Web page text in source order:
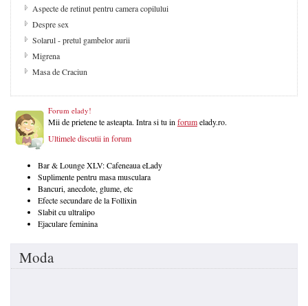
Aspecte de retinut pentru camera copilului
Despre sex
Solarul - pretul gambelor aurii
Migrena
Masa de Craciun
Forum elady!
Mii de prietene te asteapta. Intra si tu inforumelady.ro.
Ultimele discutii in forum
Bar & Lounge XLV: Cafeneaua eLady
Suplimente pentru masa musculara
Bancuri, anecdote, glume, etc
Efecte secundare de la Follixin
Slabit cu ultralipo
Ejaculare feminina
Moda